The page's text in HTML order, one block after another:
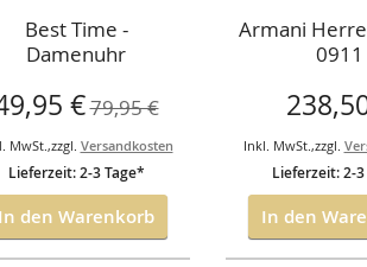
Best Time -
Damenuhr
Sonderangebot
€79,95 €
MwSt.,zzgl. Versandkosten
Lieferzeit: 2-3 Tage*
In den Warenkorb
Armani
0911
Inkl. MwSt. ,zzgl.
Lieferzeit: 2-
In den